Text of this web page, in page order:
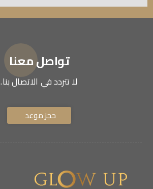
تواصل معنا
لا تتردد في الاتصال بنا.
حجز موعد